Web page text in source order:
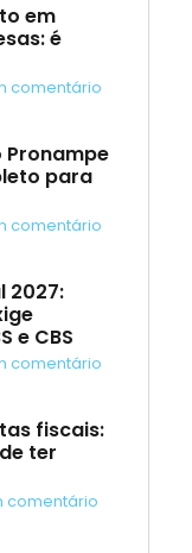
em
é
comentário
para
comentário
2027:
e CBS
comentário
fiscais:
ter
comentário